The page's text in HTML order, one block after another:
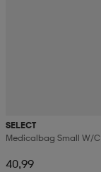
SELECT
Medicalbag Small W/c
40,99